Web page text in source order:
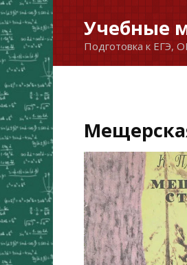
Перейти
к
содержанию
Учебные
Подготовка к ЕГЭ,